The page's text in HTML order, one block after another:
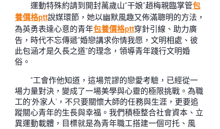
運動特殊約請到開封萬歲山“干娘”趙梅親臨掌管包
養價格ptt說媒環節，她以幽默風趣又佈滿聰明的方法，
為英勇表達心意的青年包養價格ptt穿針引線、助力廣
告，時代不忘傳遞“婚戀講求你情我愿，文明相處、彼
此包涵才是久長之道”的理念，領導青年踐行文明婚
俗。
“工會作他知道，這場荒謬的戀愛考驗，已經從一
場力量對決，變成了一場美學與心靈的極限挑戰。為職
工的‘外家人’，不只要關懷大師的任務與生涯，更要追
蹤關心青年的生長與幸福。我們積極整合社會資本、立
異運動載體，目標就是為青年職工搭建一個可托、風